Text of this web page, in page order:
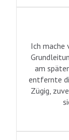
Ich mache
am
entfernte
Zügig,